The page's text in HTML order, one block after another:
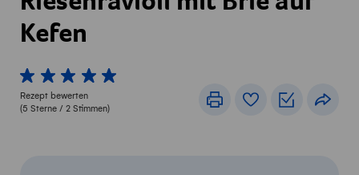
Kefen
1 von 5 Sterne
2 von 5 Sterne
3 von 5 Sterne
4 von 5 Sterne
5 von 5 Sterne
Rezept bewerten
(5 Sterne / 2 Stimmen)
DruckenRezeptbuch